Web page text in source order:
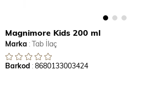
Magnimore Kids 200 ml
Marka :Tab İlaç
Barkod :8680133003424